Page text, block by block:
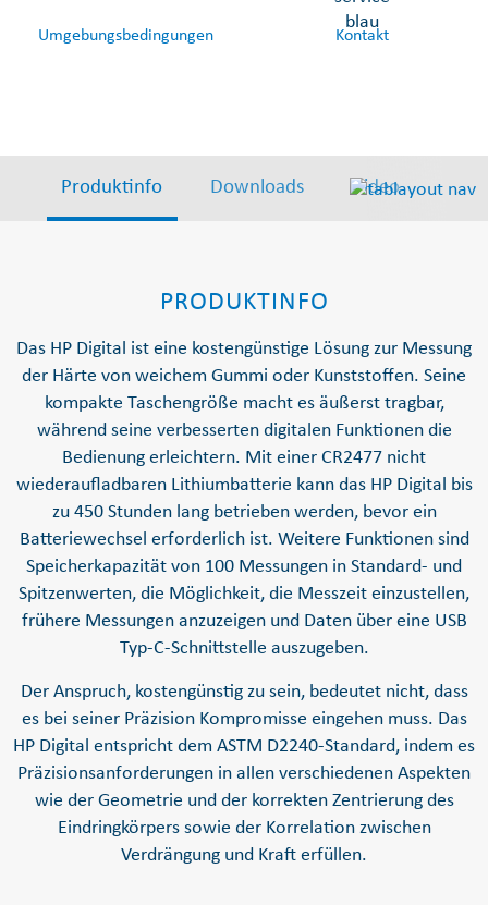
Umgebungsbedingungen Kontakt
Produktinfo Downloads Video
PRODUKTINFO
Das HP Digital ist eine kostengünstige Lösung zur Messung
der Härte von weichem Gummi oder Kunststoffen. Seine
kompakte Taschengröße macht es äußerst tragbar,
während seine verbesserten digitalen Funktionen die
Bedienung erleichtern. Mit einer CR2477 nicht
wiederaufladbaren Lithiumbatterie kann das HP Digital bis
zu 450 Stunden lang betrieben werden, bevor ein
Batteriewechsel erforderlich ist. Weitere Funktionen sind
Speicherkapazität von 100 Messungen in Standard- und
Spitzenwerten, die Möglichkeit, die Messzeit einzustellen,
frühere Messungen anzuzeigen und Daten über eine USB
Typ-C-Schnittstelle auszugeben.
Der Anspruch, kostengünstig zu sein, bedeutet nicht, dass
es bei seiner Präzision Kompromisse eingehen muss. Das
HP Digital entspricht dem ASTM D2240-Standard, indem es
Präzisionsanforderungen in allen verschiedenen Aspekten
wie der Geometrie und der korrekten Zentrierung des
Eindringkörpers sowie der Korrelation zwischen
Verdrängung und Kraft erfüllen.